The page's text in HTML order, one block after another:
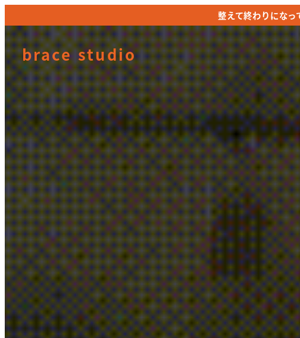
イ
ン
コ
ン
テ
ン
ツ
へ
移
動
整えて終わりになっ
brace studio
整えて終わりになっ